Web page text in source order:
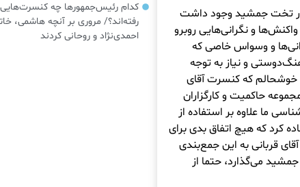
در تخت جمشید وجود داشت
و نگرانی‌هایی روبرو
و وسواس خاصی که
و نیاز به توجه
که کنسرت آقای
حاکمیت و کارگزاران
ما علاوه بر استفاده از
کرد که هیچ اتفاق بدی برای
قربانی به این جمع‌بندی
می‌گذارد، حتما از
کدام رئیس‌جمهورها چه کنسرت‌هایی
رفته‌اند؟/ مروری بر آنچه هاشمی،
احمدی‌نژاد و روحانی کردند